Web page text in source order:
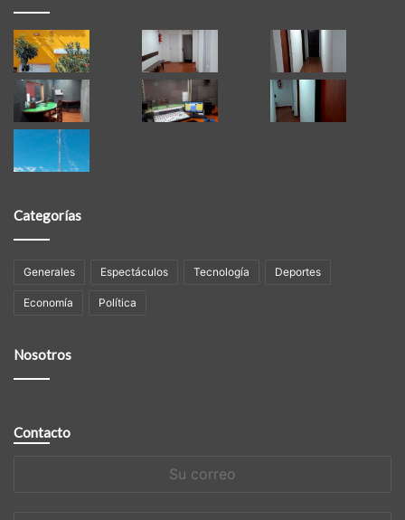
Categorías
Generales Espectáculos Tecnología Deportes
Economía Política
Nosotros
Contacto